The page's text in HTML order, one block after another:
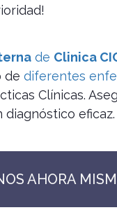
de Clinica
de diferentes
Clínicas.
eficaz.
AHORA